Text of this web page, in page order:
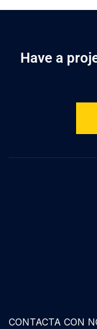
Have a
CONTACTA CON